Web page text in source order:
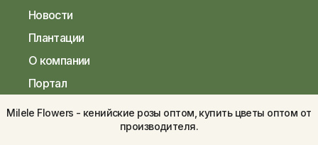
Новости
Плантации
О компании
Портал
Milele Flowers - кенийские розы оптом, купить цветы оптом от
производителя.